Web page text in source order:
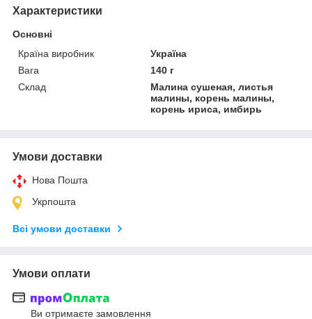
Характеристики
Основні
Країна виробник
Україна
Вага
140 г
Склад
Малина сушеная, листья
малины, корень малины,
корень ириса, имбирь
Умови доставки
Нова Пошта
Укрпошта
Всі умови доставки
Умови оплати
Ви отримаєте замовлення